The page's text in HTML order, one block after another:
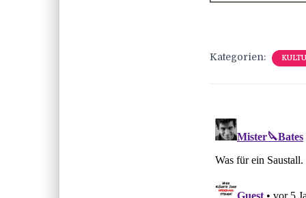
Kategorien: